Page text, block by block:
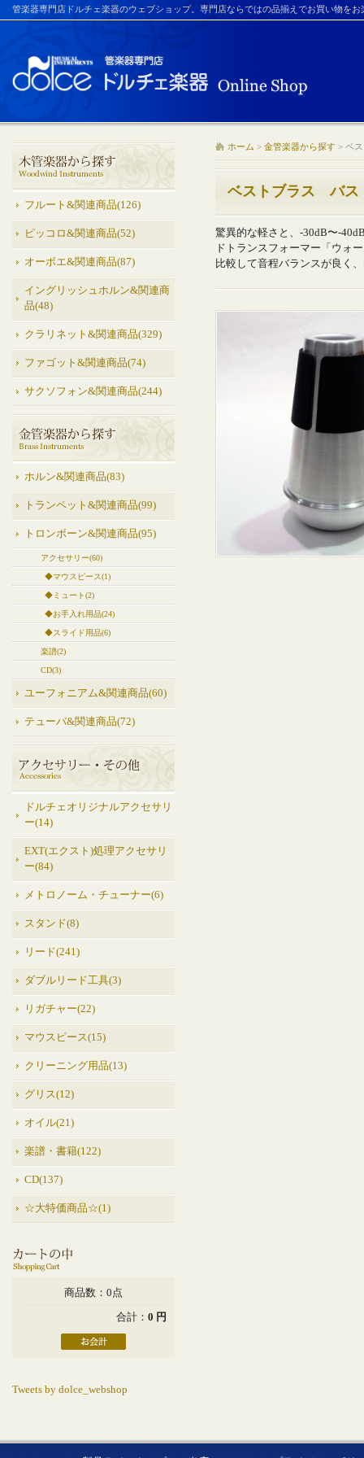
管楽器専門店ドルチェ楽器のウェブショップ。専門店ならではの品揃えでお買い物を
フルート&関連商品(126)
ピッコロ&関連商品(52)
オーボエ&関連商品(87)
イングリッシュホルン&関連商
品(48)
クラリネット&関連商品(329)
ファゴット&関連商品(74)
サクソフォン&関連商品(244)
ホルン&関連商品(83)
トランペット&関連商品(99)
トロンボーン&関連商品(95)
アクセサリー(60)
◆マウスピース(1)
◆ミュート(2)
◆お手入れ用品(24)
◆スライド用品(6)
楽譜(2)
CD(3)
ユーフォニアム&関連商品(60)
テューバ&関連商品(72)
ドルチェオリジナルアクセサリ
ー(14)
EXT(エクスト)処理アクセサリ
ー(84)
メトロノーム・チューナー(6)
スタンド(8)
リード(241)
ダブルリード工具(3)
リガチャー(22)
マウスピース(15)
クリーニング用品(13)
グリス(12)
オイル(21)
楽譜・書籍(122)
CD(137)
☆大特価商品☆(1)
商品数：0点
合計： 0 円
Tweets by dolce_webshop
ホーム > 金管楽器から探す > ベ
ベストブラス バス
驚異的な軽さと、-30dB〜-
ドトランスフォーマー「ウォ
比較して音程バランスが良く